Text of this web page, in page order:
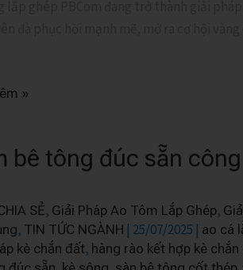
»
bê tông đúc sẵn
SẺ, Giải Pháp Ao Tôm Lắp Ghép,
, TIN TỨC NGÀNH | 25/07/2025 | ao cá
kè chắn đất, hàng rào kết hợp kè chắn